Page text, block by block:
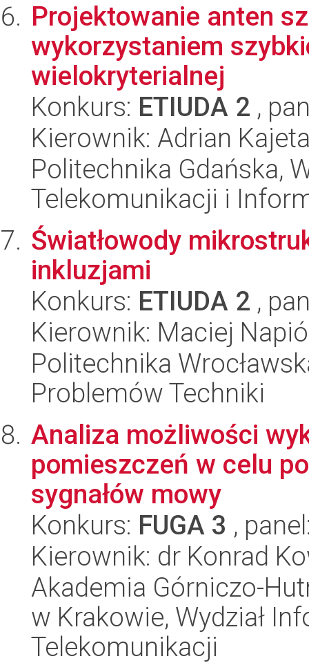
Projektowanie anten
wykorzystaniem
wielokryterialnej
Konkurs: ETIUDA 2 ,
Kierownik: Adrian
Politechnika Gdańska,
Telekomunikacji i
Światłowody
inkluzjami
Konkurs: ETIUDA 2 ,
Kierownik: Maciej
Politechnika
Problemów Techniki
Analiza możliwości
pomieszczeń w celu
sygnałów mowy
Konkurs: FUGA 3 ,
Kierownik: dr Konrad
Akademia Górniczo-
w Krakowie, Wydział
Telekomunikacji